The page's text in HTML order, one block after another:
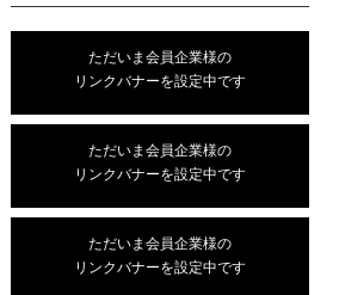
ただいま会員企業様の
リンクバナーを設定中です
ただいま会員企業様の
リンクバナーを設定中です
ただいま会員企業様の
リンクバナーを設定中です